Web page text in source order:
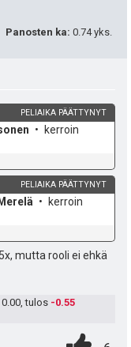
:
i
y
t
e
e
Panosten ka: 0.74 yks.
PELIAIKA PÄÄTTYNYT
kerroin
PELIAIKA PÄÄTTYNYT
kerroin
mutta rooli ei ehkä
0.00 , tulos -0.55